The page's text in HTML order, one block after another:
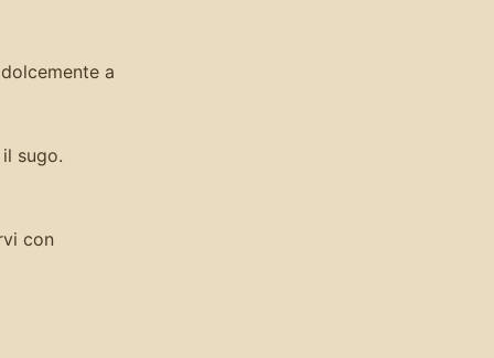
a
sugo.
con